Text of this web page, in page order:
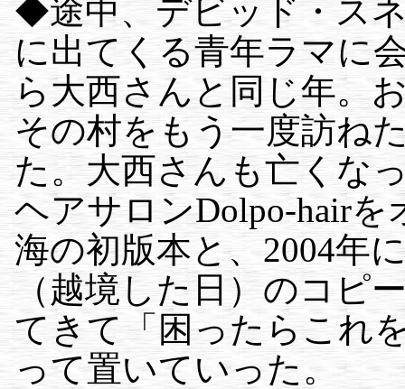
◆途中、デビッド・ス
に出てくる青年ラマに
ら大西さんと同じ年。
その村をもう一度訪ね
た。大西さんも亡くな
ヘアサロンDolpo-hair
海の初版本と、2004年
（越境した日）のコピ
てきて「困ったらこれ
って置いていった。